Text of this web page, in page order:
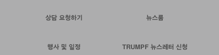
상담 요청하기 뉴스룸
행사 및 일정 TRUMPF 뉴스레터 신청